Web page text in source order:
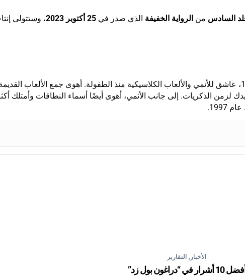
السادس من الرواية الخفيفة الذي صدر في 25 أكتوبر 2023
، وستتولى
أنا مبارك ، من مواليد 1987، عاشق للأنمي والألعاب الكلاسيكية منذ الطفولة. أهوى جمع الألعاب
لزمن الذكريات. إلى جانب الأنمي، أهوى أيضًا أسماء النطاقات وأمتلك
الأخبار , التقارير
أفضل 10 أشرار في “دراغون بول زد”